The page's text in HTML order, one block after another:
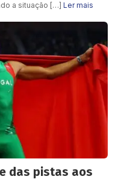
a situação […]Ler mais
das pistas aos